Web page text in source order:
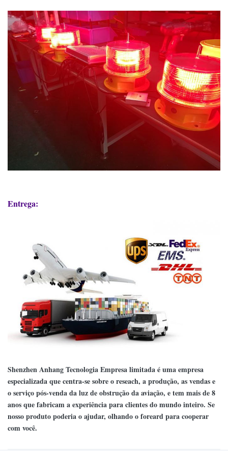
Entrega:
Shenzhen Anhang Tecnologia Empresa limitada é uma empresa
especializada que centra-se sobre o reseach, a produção, as vendas e
o serviço pós-venda da luz de obstrução da aviação, e tem mais de 8
anos que fabricam a experiência para clientes do mundo inteiro. Se
nosso produto poderia o ajudar, olhando o foreard para cooperar
com você.